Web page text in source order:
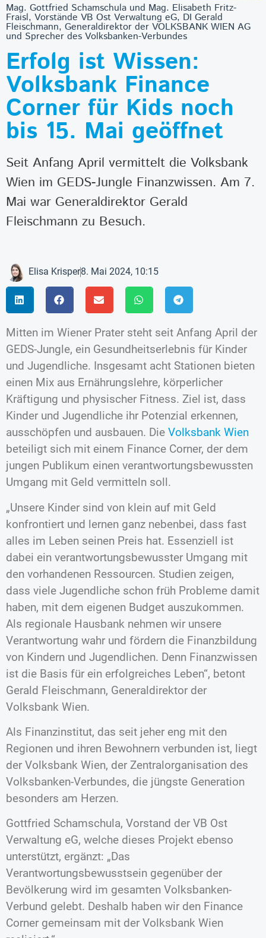
Mag. Gottfried Schamschula und Mag. Elisabeth Fritz-
Fraisl, Vorstände VB Ost Verwaltung eG, DI Gerald
Fleischmann, Generaldirektor der VOLKSBANK WIEN AG
und Sprecher des Volksbanken-Verbundes
Erfolg ist Wissen:
Volksbank Finance
Corner für Kids noch
bis 15. Mai geöffnet
Seit Anfang April vermittelt die Volksbank
Wien im GEDS-Jungle Finanzwissen. Am 7.
Mai war Generaldirektor Gerald
Fleischmann zu Besuch.
Elisa Krisper8. Mai 2024, 10:15
Mitten im Wiener Prater steht seit Anfang April der
GEDS-Jungle, ein Gesundheitserlebnis für Kinder
und Jugendliche. Insgesamt acht Stationen bieten
einen Mix aus Ernährungslehre, körperlicher
Kräftigung und physischer Fitness. Ziel ist, dass
Kinder und Jugendliche ihr Potenzial erkennen,
ausschöpfen und ausbauen. Die Volksbank Wien
beteiligt sich mit einem Finance Corner, der dem
jungen Publikum einen verantwortungsbewussten
Umgang mit Geld vermitteln soll.
„Unsere Kinder sind von klein auf mit Geld
konfrontiert und lernen ganz nebenbei, dass fast
alles im Leben seinen Preis hat. Essenziell ist
dabei ein verantwortungsbewusster Umgang mit
den vorhandenen Ressourcen. Studien zeigen,
dass viele Jugendliche schon früh Probleme damit
haben, mit dem eigenen Budget auszukommen.
Als regionale Hausbank nehmen wir unsere
Verantwortung wahr und fördern die Finanzbildung
von Kindern und Jugendlichen. Denn Finanzwissen
ist die Basis für ein erfolgreiches Leben“, betont
Gerald Fleischmann, Generaldirektor der
Volksbank Wien.
Als Finanzinstitut, das seit jeher eng mit den
Regionen und ihren Bewohnern verbunden ist, liegt
der Volksbank Wien, der Zentralorganisation des
Volksbanken-Verbundes, die jüngste Generation
besonders am Herzen.
Gottfried Schamschula, Vorstand der VB Ost
Verwaltung eG, welche dieses Projekt ebenso
unterstützt, ergänzt: „Das
Verantwortungsbewusstsein gegenüber der
Bevölkerung wird im gesamten Volksbanken-
Verbund gelebt. Deshalb haben wir den Finance
Corner gemeinsam mit der Volksbank Wien